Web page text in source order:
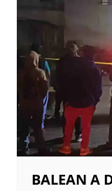
BALEAN A